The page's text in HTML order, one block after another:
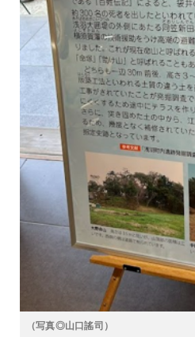
（写真◎山口謠司）